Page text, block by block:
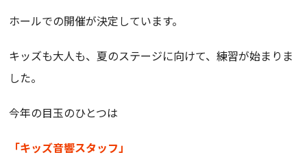
ホールでの開催が決定しています。
キッズも大人も、夏のステージに向けて、練習が始まりま
した。
今年の目玉のひとつは
「キッズ音響スタッフ」